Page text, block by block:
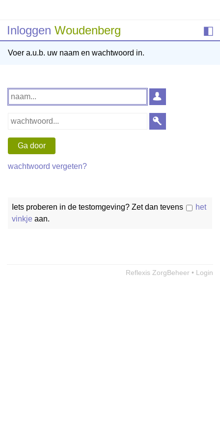
InloggenWoudenberg ◧
Voer a.u.b. uw naam en wachtwoord in.
wachtwoord vergeten?
Iets proberen in de testomgeving? Zet dan tevens
het
vinkje aan.
Reflexis ZorgBeheer • Login